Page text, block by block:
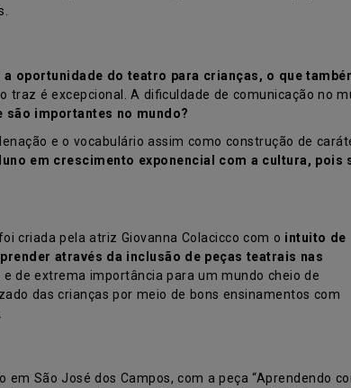
oportunidade do teatro para crianças, o que
traz é excepcional. A dificuldade de comunicação no
são importantes no mundo?
e o vocabulário assim como construção de
em crescimento exponencial com a cultura, pois
criada pela atriz Giovanna Colacicco com o intuito de
através da inclusão de peças teatrais nas
de extrema importância para um mundo cheio de
das crianças por meio de bons ensinamentos com
São José dos Campos, com a peça “Aprendendo